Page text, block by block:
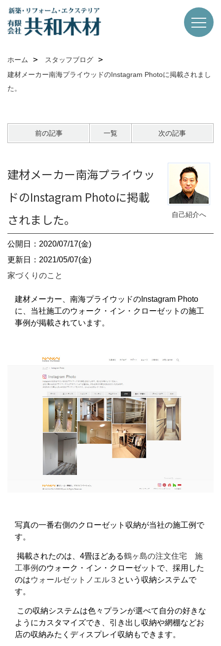
ホーム
スタッフブログ
建材メーカー南海プライウッドのInstagram Photoに掲載されまし
た。
前の記事 一覧 次の記事
自己紹介へ
建材メーカー南海プライウッ
ドのInstagram Photoに掲載
されました。
公開日：2020/07/17(金)
更新日：2021/05/07(金)
家づくりのこと
建材メーカー、南海プライウッドのInstagram Photo
に、当社施工のウォーク・イン・クローゼットの施工
事例が掲載されています。
写真の一番右側のクローゼット収納が当社の施工例で
す。
掲載されたのは、4畳ほどある鶴ヶ島の注文住宅 施
工事例のウォーク・イン・クローゼットで、採用した
のはウォールゼットノエル３ という収納システムで
す。
この収納システムは色々プランが選べて自分の好きな
ようにカスタマイズでき、引き出し収納や網棚などお
店の収納みたくディスプレイ収納もできます。